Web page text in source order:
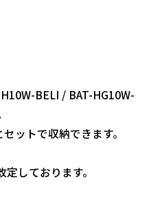
BELI / BAT-HG10W-
ットで収納できます。
しております。